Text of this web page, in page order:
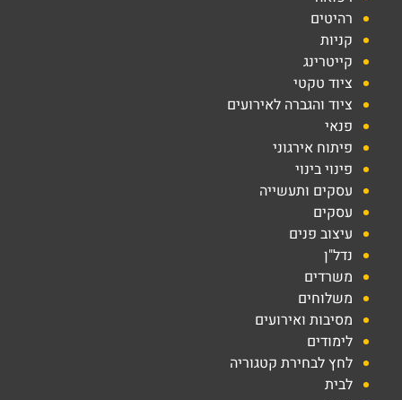
רהיטים
קניות
קייטרינג
ציוד טקטי
ציוד והגברה לאירועים
פנאי
פיתוח אירגוני
פינוי בינוי
עסקים ותעשייה
עסקים
עיצוב פנים
נדל"ן
משרדים
משלוחים
מסיבות ואירועים
לימודים
לחץ לבחירת קטגוריה
לבית